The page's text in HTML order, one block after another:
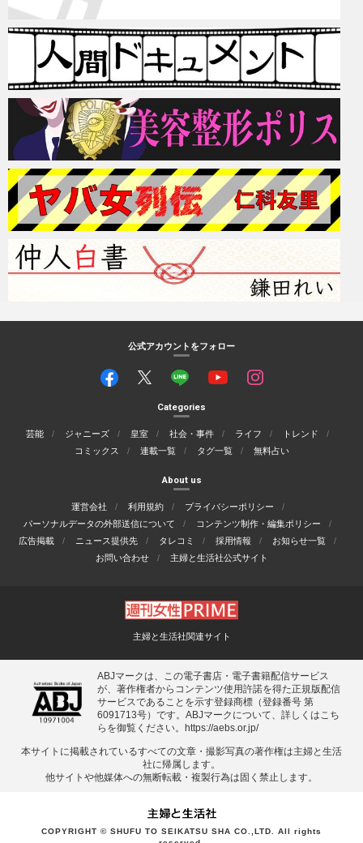
公式アカウントをフォロー
Categories
芸能 ジャニーズ 皇室 社会・事件 ライフ
トレンド
コミックス
連載一覧 タグ一覧 無料占い
About us
運営会社 利用規約
プライバシーポリシー
パーソナルデータの外部送信について
コンテンツ制作・編集ポリシー
広告掲載
ニュース提供先 タレコミ 採用情報
お知らせ一覧
お問い合わせ
主婦と生活社公式サイト
主婦と生活社関連サイト
ABJマークは、この電子書店・電子書籍配信サービス
が、著作権者からコンテンツ使用許諾を得た正規版配信
サービスであることを示す登録商標（登録番号 第
6091713号）です。ABJマークについて、詳しくはこち
らを御覧ください。
https://aebs.or.jp/
本サイトに掲載されているすべての⽂章・撮影写真の著作権は主婦と⽣活
社に帰属します。
他サイトや他媒体への無断転載・複製⾏為は固く禁⽌します。
COPYRIGHT © SHUFU TO SEIKATSU SHA CO.,LTD. All rights